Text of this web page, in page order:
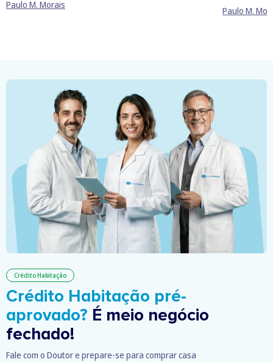
Paulo M. Morais
Paulo M.
Crédito Habitação
Crédito Habitação pré-
aprovado? É meio negócio
fechado!
Fale com o Doutor e prepare-se para comprar casa